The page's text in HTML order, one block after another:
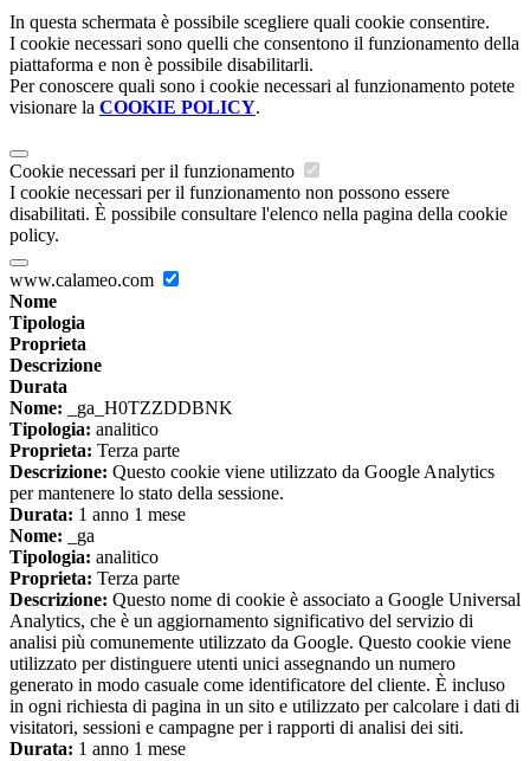
In questa schermata è possibile scegliere quali cookie consentire.
I cookie necessari sono quelli che consentono il funzionamento della
piattaforma e non è possibile disabilitarli.
Per conoscere quali sono i cookie necessari al funzionamento potete
visionare la COOKIE POLICY.
Cookie necessari per il funzionamento
I cookie necessari per il funzionamento non possono essere
disabilitati. È possibile consultare l'elenco nella pagina della cookie
policy.
www.calameo.com
Nome
Tipologia
Proprieta
Descrizione
Durata
Nome: _ga_H0TZZDDBNK
Tipologia: analitico
Proprieta: Terza parte
Descrizione: Questo cookie viene utilizzato da Google Analytics
per mantenere lo stato della sessione.
Durata: 1 anno 1 mese
Nome: _ga
Tipologia: analitico
Proprieta: Terza parte
Descrizione: Questo nome di cookie è associato a Google Universal
Analytics, che è un aggiornamento significativo del servizio di
analisi più comunemente utilizzato da Google. Questo cookie viene
utilizzato per distinguere utenti unici assegnando un numero
generato in modo casuale come identificatore del cliente. È incluso
in ogni richiesta di pagina in un sito e utilizzato per calcolare i dati di
visitatori, sessioni e campagne per i rapporti di analisi dei siti.
Durata: 1 anno 1 mese